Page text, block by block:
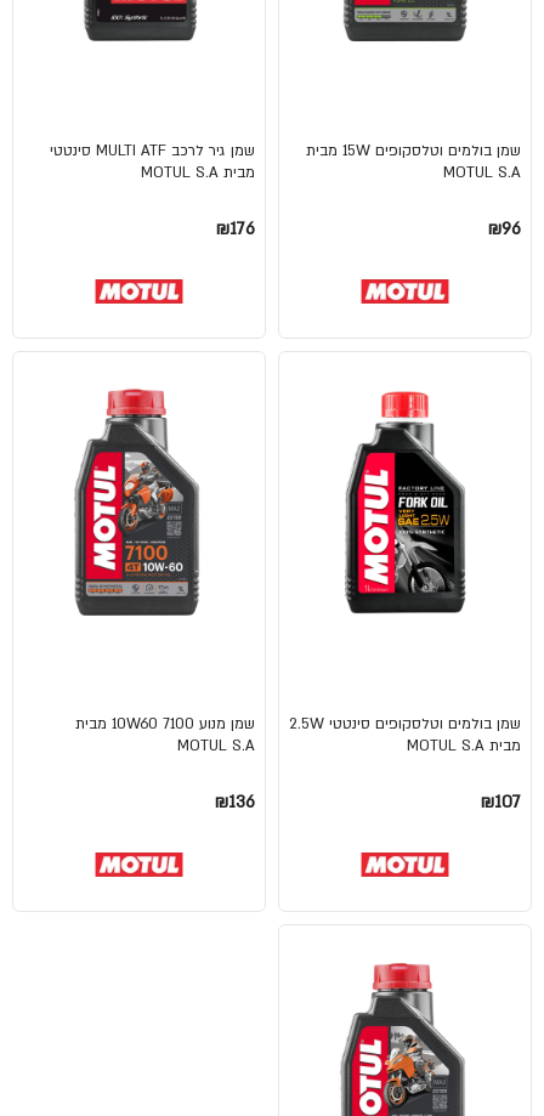
שמן בולמים וטלסקופים 15W מבית
MOTUL S.A
₪96
שמן גיר לרכב MULTI ATF סינטטי
מבית MOTUL S.A
₪176
שמן בולמים וטלסקופים סינטטי 2.5W
מבית MOTUL S.A
₪107
שמן מנוע 10W60 7100 מבית
MOTUL S.A
₪136